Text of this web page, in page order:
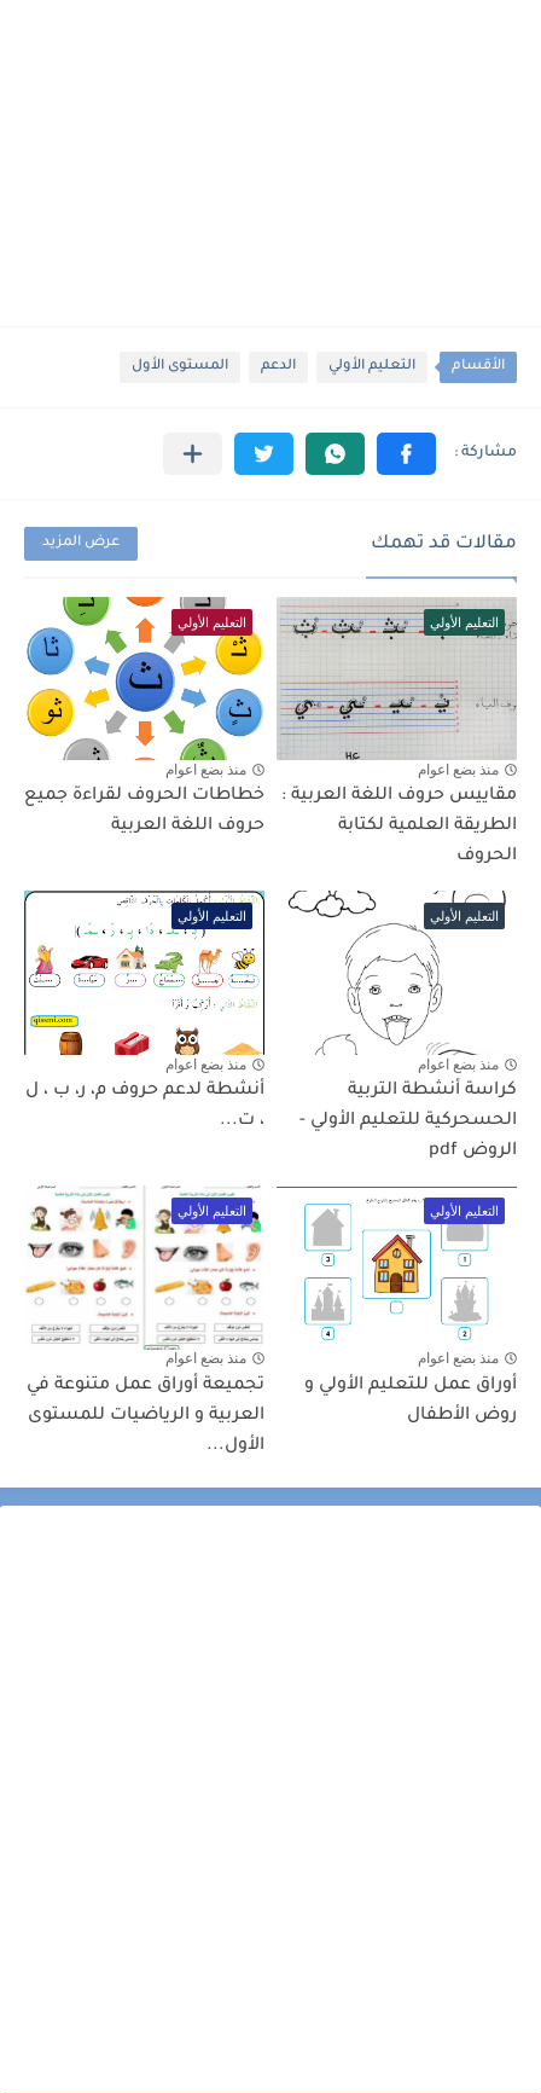
الأقسام التعليم الأولي الدعم المستوى الأول
مقالات قد تهمك عرض المزيد
التعليم الأولي
منذ بضع اعوام
مقاييس حروف اللغة العربية :
الطريقة العلمية لكتابة
الحروف
التعليم الأولي
منذ بضع اعوام
خطاطات الحروف لقراءة جميع
حروف اللغة العربية
التعليم الأولي
منذ بضع اعوام
كراسة أنشطة التربية
الحسحركية للتعليم الأولي -
الروض pdf
التعليم الأولي
منذ بضع اعوام
أنشطة لدعم حروف م، ر، ب ، ل
، ت...
التعليم الأولي
منذ بضع اعوام
أوراق عمل للتعليم الأولي و
روض الأطفال
التعليم الأولي
منذ بضع اعوام
تجميعة أوراق عمل متنوعة في
العربية و الرياضيات للمستوى
الأول...